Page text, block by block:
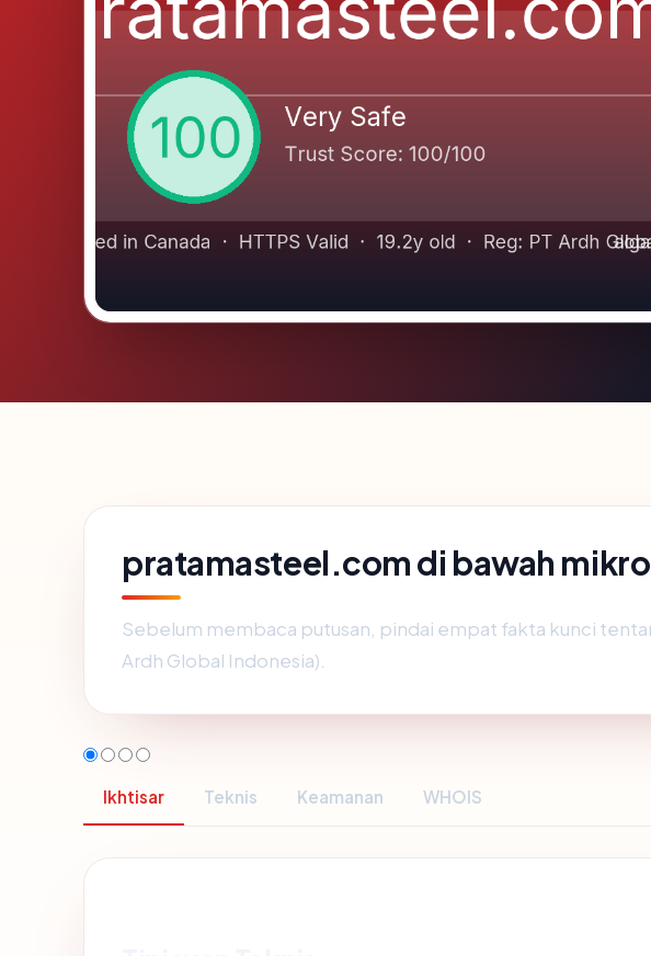
pratamasteel.com di bawah
Sebelum membaca putusan, pindai empat fakta kunci
Ardh Global Indonesia).
Ikhtisar Teknis Keamanan WHOIS